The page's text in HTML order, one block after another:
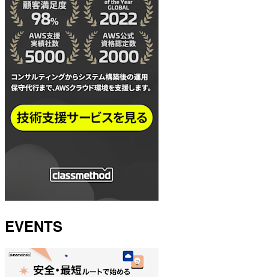
EVENTS